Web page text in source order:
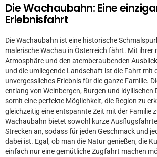
Die Wachaubahn: Eine
Erlebnisfahrt
Die Wachaubahn ist eine historische
malerische Wachau in Österreich fährt. Mit ihrer
Atmosphäre und den atemberaubenden
und die umliegende Landschaft ist die Fahrt mit
unvergessliches Erlebnis für die ganze Familie.
entlang von Weinbergen, Burgen und idyllischen
somit eine perfekte Möglichkeit, die Region zu
gleichzeitig eine entspannte Zeit mit der Familie
Wachaubahn bietet sowohl kurze
Strecken an, sodass für jeden Geschmack und
dabei ist. Egal, ob man die Natur genießen, die
einfach nur eine gemütliche Zugfahrt machen